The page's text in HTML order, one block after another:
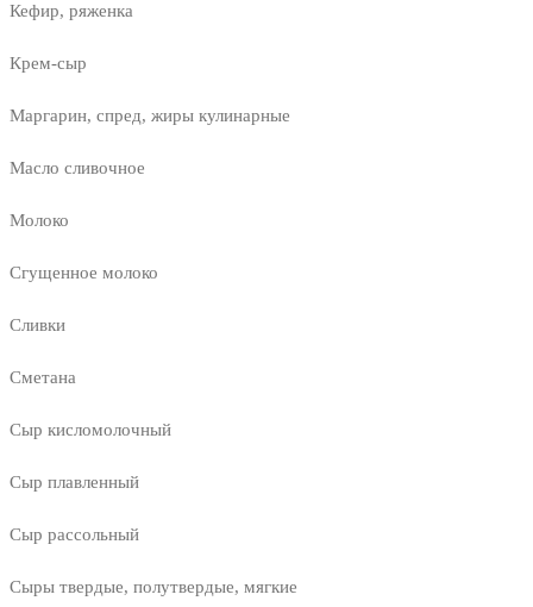
Кефир, ряженка
Крем-сыр
Маргарин, спред, жиры кулинарные
Масло сливочное
Молоко
Сгущенное молоко
Сливки
Сметана
Сыр кисломолочный
Сыр плавленный
Сыр рассольный
Сыры твердые, полутвердые, мягкие